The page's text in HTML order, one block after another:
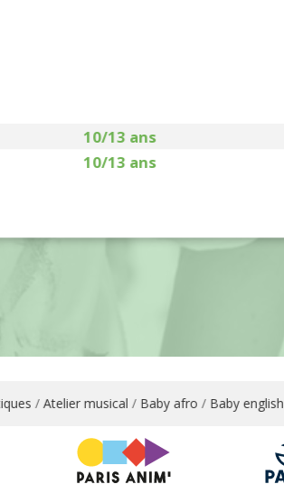
10/13 ans
10/13 ans
/Atelier musical/Baby afro/Baby english/